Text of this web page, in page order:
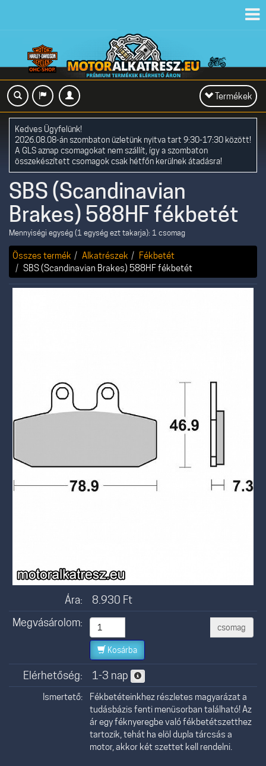
Toggle
navigation
Termékek
Kedves Ügyfelünk!
2026.08.08-án szombaton üzletünk nyitva tart 9:30-17:30 között!
A GLS aznap csomagokat nem szállít, így a szombaton
összekészített csomagok csak hétfőn kerülnek átadásra!
SBS (Scandinavian
Brakes) 588HF fékbetét
Mennyiségi egység (1 egység ezt takarja): 1 csomag
Összes termék Alkatrészek
Fékbetét
SBS (Scandinavian Brakes) 588HF fékbetét
Ára: 8.930 Ft
Megvásárolom:
csomag
Kosárba
Elérhetőség: 1-3 nap
Ismertető:
Fékbetéteinkhez részletes magyarázat a
tudásbázis fenti menüsorban található! Az
ár egy féknyeregbe való fékbetétszetthez
tartozik, tehát ha elöl dupla tárcsás a
motor, akkor két szettet kell rendelni.